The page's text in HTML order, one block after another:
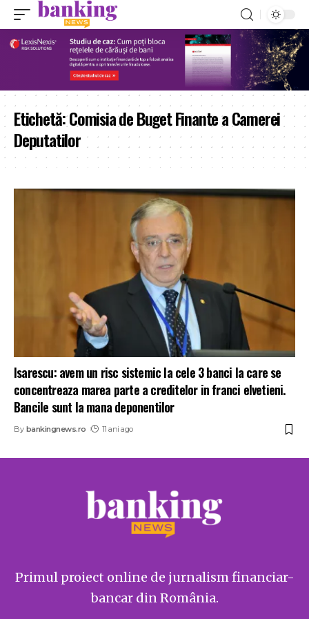
Etichetă:Comisia de Buget Finante a Camerei
Deputatilor
Isarescu: avem un risc sistemic la cele 3 banci la care se
concentreaza marea parte a creditelor in franci elvetieni.
Bancile sunt la mana deponentilor
By bankingnews.ro 11 ani ago
Primul proiect online de jurnalism financiar-
bancar din România.